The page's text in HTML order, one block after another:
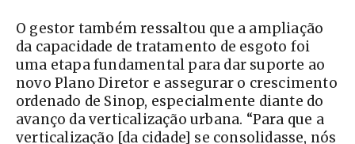
O gestor também ressaltou que a ampliação
da capacidade de tratamento de esgoto foi
uma etapa fundamental para dar suporte ao
novo Plano Diretor e assegurar o crescimento
ordenado de Sinop, especialmente diante do
avanço da verticalização urbana. “Para que a
verticalização [da cidade] se consolidasse, nós